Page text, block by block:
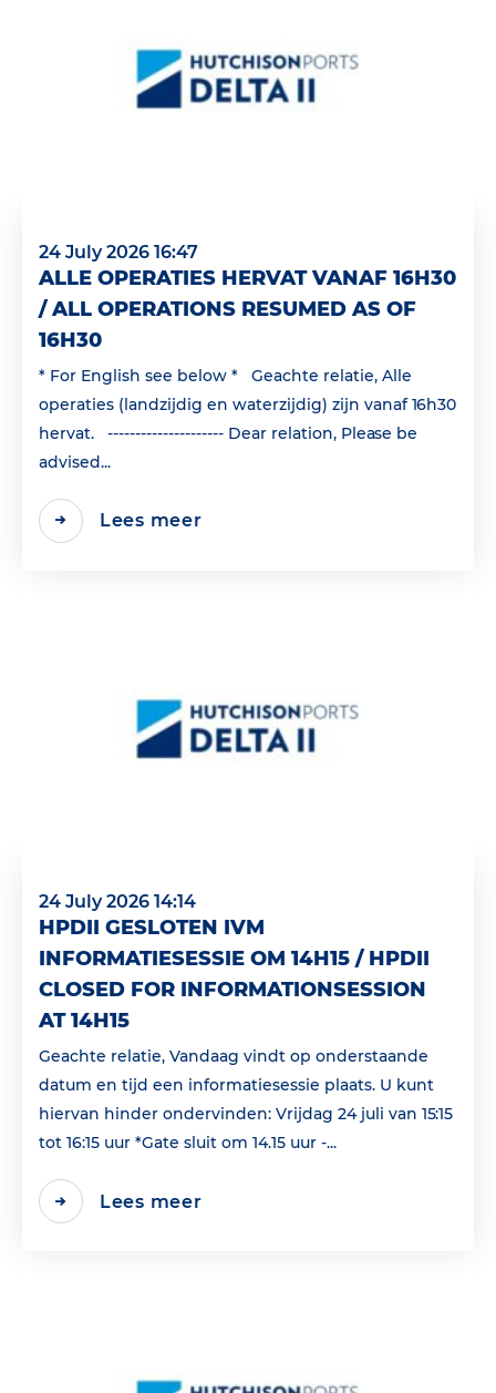
24 July 2026 16:47
ALLE OPERATIES HERVAT VANAF 16H30
/ ALL OPERATIONS RESUMED AS OF
16H30
* For English see below * Geachte relatie, Alle
operaties (landzijdig en waterzijdig) zijn vanaf 16h30
hervat. --------------------- Dear relation, Please be
advised...
Lees meer
24 July 2026 14:14
HPDII GESLOTEN IVM
INFORMATIESESSIE OM 14H15 / HPDII
CLOSED FOR INFORMATIONSESSION
AT 14H15
Geachte relatie, Vandaag vindt op onderstaande
datum en tijd een informatiesessie plaats. U kunt
hiervan hinder ondervinden: Vrijdag 24 juli van 15:15
tot 16:15 uur *Gate sluit om 14.15 uur -...
Lees meer